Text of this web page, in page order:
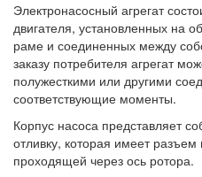
Электронасосный агрегат
двигателя, установленных на
раме и соединенных между
заказу потребителя агрегат
полужесткими или другими
соответствующие моменты.
Корпус насоса представляет
отливку, которая имеет разъем
проходящей через ось ротора.